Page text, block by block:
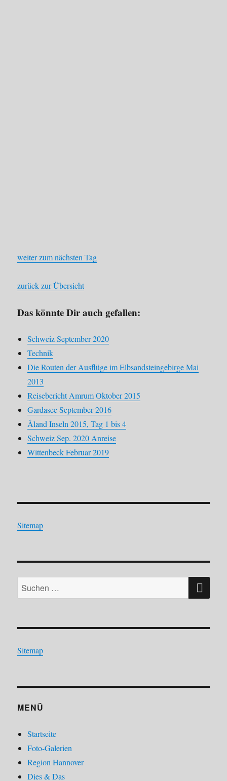
weiter zum nächsten Tag
zurück zur Übersicht
Das könnte Dir auch gefallen:
Schweiz September 2020
Technik
Die Routen der Ausflüge im Elbsandsteingebirge Mai
2013
Reisebericht Amrum Oktober 2015
Gardasee September 2016
Åland Inseln 2015, Tag 1 bis 4
Schweiz Sep. 2020 Anreise
Wittenbeck Februar 2019
Sitemap
Suchen
nach:
Sitemap
MENÜ
Startseite
Foto-Galerien
Region Hannover
Dies & Das